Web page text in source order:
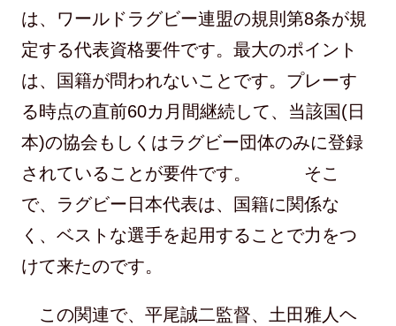
は、ワールドラグビー連盟の規則第8条が規
定する代表資格要件です。最大のポイント
は、国籍が問われないことです。プレーす
る時点の直前60カ月間継続して、当該国(日
本)の協会もしくはラグビー団体のみに登録
されていることが要件です。 そこ
で、ラグビー日本代表は、国籍に関係な
く、ベストな選手を起用することで力をつ
けて来たのです。
この関連で、平尾誠二監督、土田雅人ヘ